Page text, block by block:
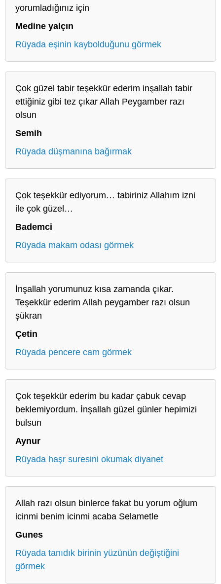
yorumladığınız için
Medine yalçın
Rüyada eşinin kaybolduğunu görmek
Çok güzel tabir teşekkür ederim inşallah tabir
ettiğiniz gibi tez çıkar Allah Peygamber razı
olsun
Semih
Rüyada düşmanına bağırmak
Çok teşekkür ediyorum… tabiriniz Allahım izni
ile çok güzel…
Bademci
Rüyada makam odası görmek
İnşallah yorumunuz kısa zamanda çıkar.
Teşekkür ederim Allah peygamber razı olsun
şükran
Çetin
Rüyada pencere cam görmek
Çok teşekkür ederim bu kadar çabuk cevap
beklemiyordum. İnşallah güzel günler hepimizi
bulsun
Aynur
Rüyada haşr suresini okumak diyanet
Allah razı olsun binlerce fakat bu yorum oğlum
icinmi benim icinmi acaba Selametle
Gunes
Rüyada tanıdık birinin yüzünün değiştiğini
görmek